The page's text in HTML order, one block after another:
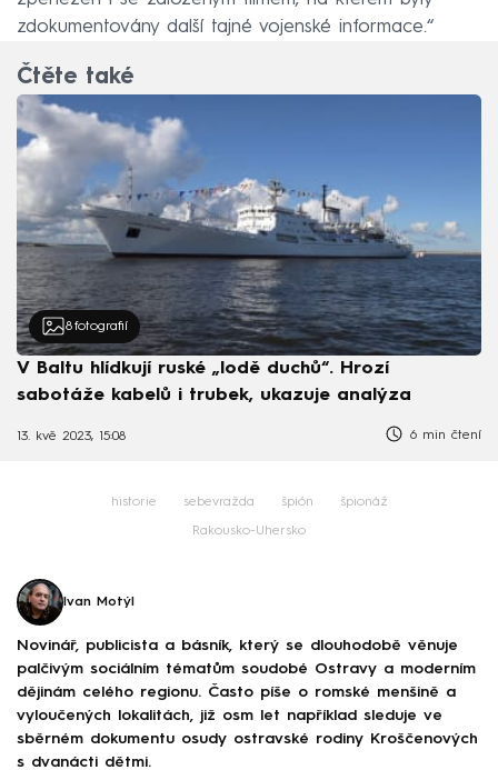
zdokumentovány další tajné vojenské informace.“
Čtěte také
8 fotografií
V Baltu hlídkují ruské „lodě duchů“. Hrozí
sabotáže kabelů i trubek, ukazuje analýza
13. kvě 2023, 15:08 6 min čtení
historie sebevražda špión špionáž
Rakousko-Uhersko
Ivan Motýl
Novinář, publicista a básník, který se dlouhodobě věnuje
palčivým sociálním tématům soudobé Ostravy a moderním
dějinám celého regionu. Často píše o romské menšině a
vyloučených lokalitách, již osm let například sleduje ve
sběrném dokumentu osudy ostravské rodiny Kroščenových
s dvanácti dětmi.